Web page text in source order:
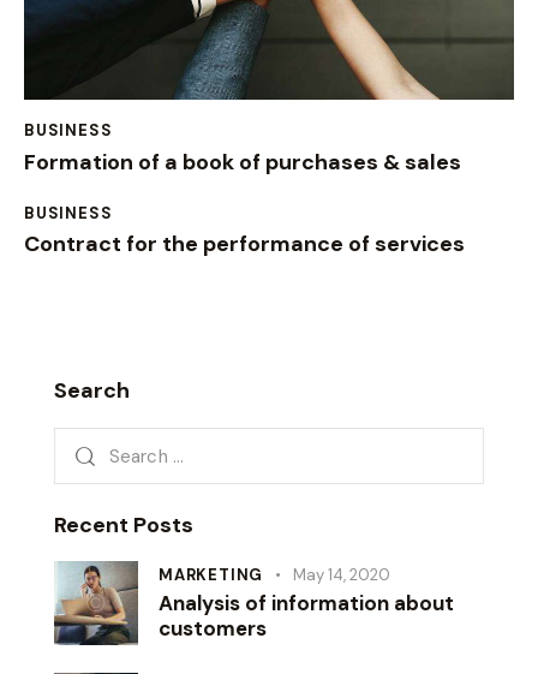
BUSINESS
Formation of a book of purchases & sales
BUSINESS
Contract for the performance of services
Search
Recent Posts
MARKETING May 14, 2020
Analysis of information about
customers